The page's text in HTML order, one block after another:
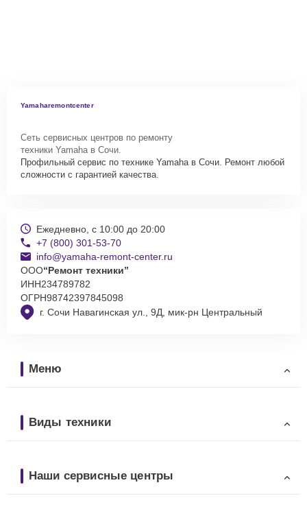
Yamaharemontcenter
Сеть сервисных центров по ремонту
техники Yamaha в Сочи.
Профильный сервис по технике Yamaha в Сочи. Ремонт любой
сложности с гарантией качества.
г. Сочи Навагинская ул., 9Д, мик-рн Центральный
Ежедневно, с 10:00 до 20:00
+7 (800) 301-53-70
info@yamaha-remont-center.ru
ООО“Ремонт техники”
ИНН234789782
ОГРН98742397845098
Меню
Виды техники
Наши сервисные центры